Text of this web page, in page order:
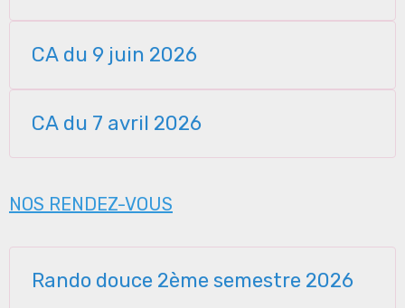
CA du 9 juin 2026
CA du 7 avril 2026
NOS RENDEZ-VOUS
Rando douce 2ème semestre 2026